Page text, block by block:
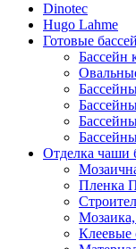
Dinotec
Hugo Lahme
Готовые
Бассейн
Отделка чаши
Пленка
Клеевые